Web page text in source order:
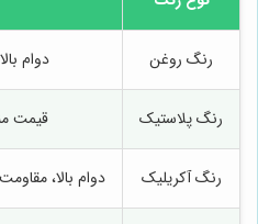
رنگ روغن دوام
رنگ پلاستیک قیمت
رنگ آکریلیک دوام بالا،